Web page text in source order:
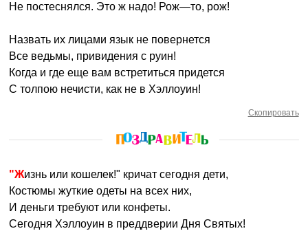
Не постеснялся. Это ж надо! Рож—то, рож!
Назвать их лицами язык не повернется
Все ведьмы, привидения с руин!
Когда и где еще вам встретиться придется
С толпою нечисти, как не в Хэллоуин!
Скопировать
"Жизнь или кошелек!" кричат сегодня дети,
Костюмы жуткие одеты на всех них,
И деньги требуют или конфеты.
Сегодня Хэллоуин в преддверии Дня Святых!